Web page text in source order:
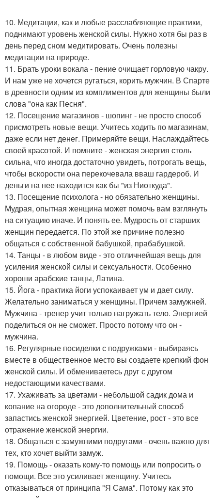
10. Медитации, как и любые расслабляющие практики,
поднимают уровень женской силы. Нужно хотя бы раз в
день перед сном медитировать. Очень полезны
медитации на природе.
11. Брать уроки вокала - пение очищает горловую чакру.
И нам уже не хочется ругаться, корить мужчин. В Спарте
в древности одним из комплиментов для женщины были
слова "она как Песня".
12. Посещение магазинов - шопинг - не просто способ
присмотреть новые вещи. Учитесь ходить по магазинам,
даже если нет денег. Примеряйте вещи. Наслаждайтесь
своей красотой. И помните - женская энергия столь
сильна, что иногда достаточно увидеть, потрогать вещь,
чтобы вскорости она перекочевала вваш гардероб. И
деньги на нее находится как бы "из Ниоткуда".
13. Посещение психолога - но обязательно женщины.
Мудрая, опытная женщина может помочь вам взглянуть
на ситуацию иначе. И понять ее. Мудрость от старших
женщин передается. По этой же причине полезно
общаться с собственной бабушкой, прабабушкой.
14. Танцы - в любом виде - это отличнейшая вещь для
усиления женской силы и сексуальности. Особенно
хороши арабские танцы, Латина.
15. Йога - практика йоги успокаивает ум и дает силу.
Желательно заниматься у женщины. Причем замужней.
Мужчина - тренер учит только нагружать тело. Энергией
поделиться он не сможет. Просто потому что он -
мужчина.
16. Регулярные посиделки с подружками - выбираясь
вместе в общественное место вы создаете крепкий фон
женской силы. И обмениваетесь друг с другом
недостающими качествами.
17. Ухаживать за цветами - небольшой садик дома и
копание на огороде - это дополнительный способ
запастись женской энергией. Цветение, рост - это все
отражение женской энергии.
18. Общаться с замужними подругами - очень важно для
тех, кто хочет выйти замуж.
19. Помощь - оказать кому-то помощь или попросить о
помощи. Все это усиливает женщину. Учитесь
отказываться от принципа "Я Сама". Потому как это